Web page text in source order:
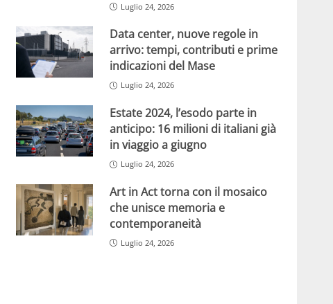
Luglio 24, 2026
Data center, nuove regole in
arrivo: tempi, contributi e prime
indicazioni del Mase
Luglio 24, 2026
Estate 2024, l’esodo parte in
anticipo: 16 milioni di italiani già
in viaggio a giugno
Luglio 24, 2026
Art in Act torna con il mosaico
che unisce memoria e
contemporaneità
Luglio 24, 2026